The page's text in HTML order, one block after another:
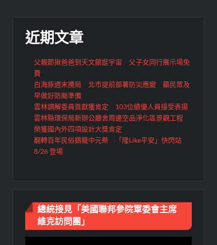
近期文章
父親節揪爸爸到天文館逛宇宙 父子女同行展示場免
費
白海豚週末攪局 北市提前部署防災應變 籲民眾及
早做好防颱準備
雲林調解委員貢獻獲肯定 103位績優人員接受表揚
雲林縣環保局新辦公廳舍周邊空品淨化區景觀工程
榮獲國內外四項設計大獎肯定
翻轉百年民俗鷄籠中元祭 「隆Like平安」快閃站
8/26 登場
總統接見「美國聯邦參院軍委會主席
維克訪問團」